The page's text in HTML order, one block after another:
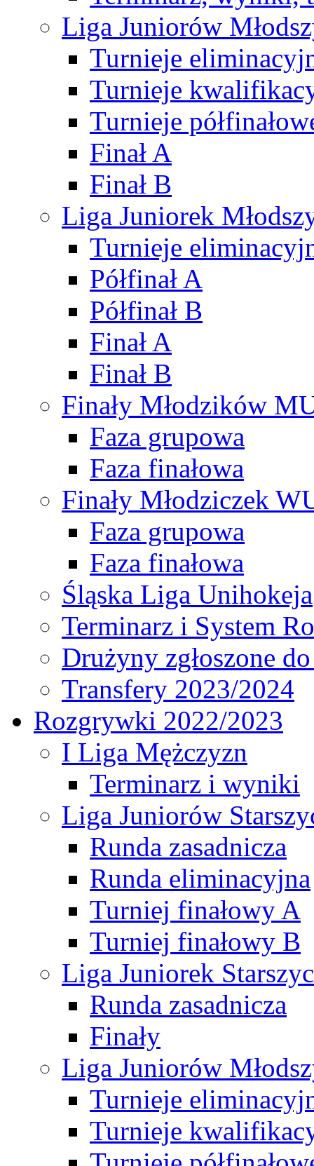
Liga Juniorów
Turnieje
Turnieje
Turnieje
Finał A
Finał B
Liga Juniorek
Turnieje
Półfinał A
Półfinał B
Finał A
Finał B
Finały Młodzików
Faza grupowa
Faza finałowa
Finały Młodziczek
Faza grupowa
Faza finałowa
Śląska Liga Unihokeja
Terminarz i System
Drużyny zgłoszone
Transfery 2023/2024
Rozgrywki 2022/2023
I Liga Mężczyzn
Terminarz i wyniki
Liga Juniorów
Runda zasadnicza
Runda eliminacyjna
Turniej finałowy A
Turniej finałowy B
Liga Juniorek
Runda zasadnicza
Finały
Liga Juniorów
Turnieje
Turnieje